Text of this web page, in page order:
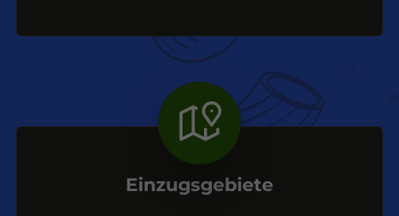
Einzugsgebiete